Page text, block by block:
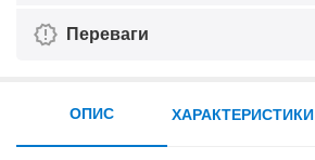
Переваги
ОПИС ХАРАКТЕРИСТИКИ